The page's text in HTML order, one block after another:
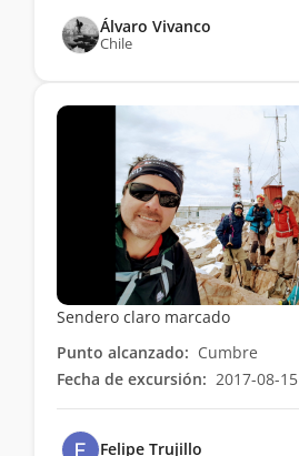
Álvaro Vivanco
Chile
Sendero claro marcado
Punto alcanzado: Cumbre
Fecha de excursión: 2017-08-15
Felipe Trujillo